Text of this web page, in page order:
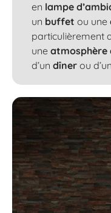
en lampe
un buffet ou une
particulièrement
une atmosphère
d’un dîner ou